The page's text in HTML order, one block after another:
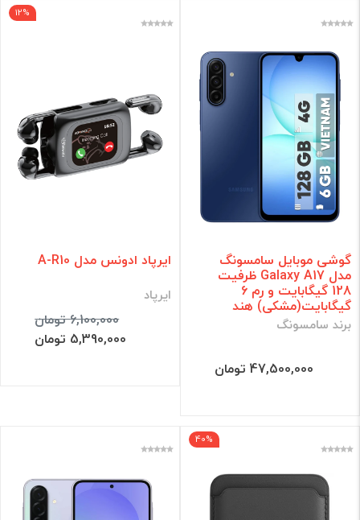
گوشی موبایل سامسونگ
مدل Galaxy A17 ظرفیت
128 گیگابایت و رم 6
گیگابایت(مشکی) هند
برند سامسونگ
47,500,000 تومان
12%
ایرپاد ادونس مدل A-R10
ایرپاد
6,100,000 تومان
5,390,000 تومان
40%